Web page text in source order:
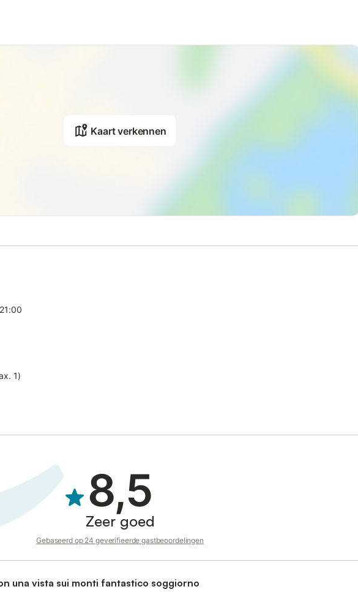
Kaart verkennen
1)
8,5
Zeer goed
Gebaseerd op 24 geverifieerde gastbeoordelingen
una vista sui monti fantastico soggiorno